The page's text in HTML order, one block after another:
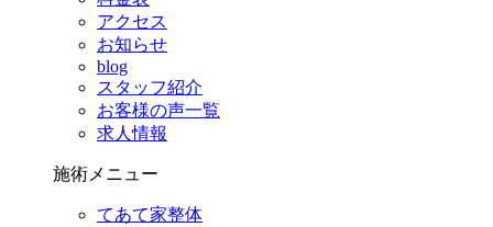
アクセス
お知らせ
blog
スタッフ紹介
お客様の声一覧
求人情報
施術メニュー
てあて家整体